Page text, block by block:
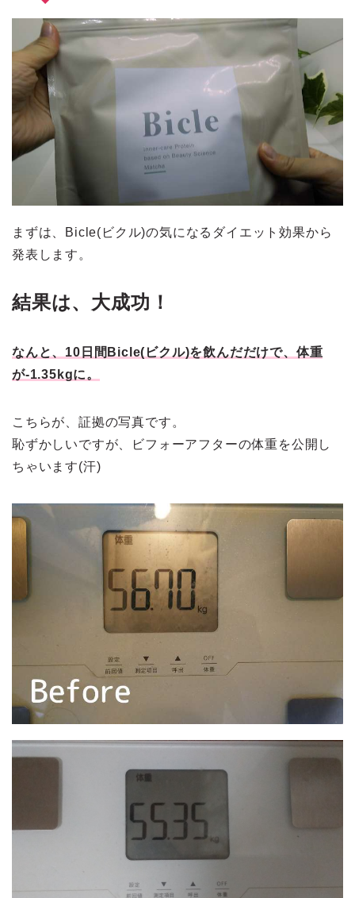
まずは、Bicle(ビクル)の気になるダイエット効果から
発表します。
結果は、大成功！
なんと、10日間Bicle(ビクル)を飲んだだけで、体重
が-1.35kgに。
こちらが、証拠の写真です。
恥ずかしいですが、ビフォーアフターの体重を公開し
ちゃいます(汗)